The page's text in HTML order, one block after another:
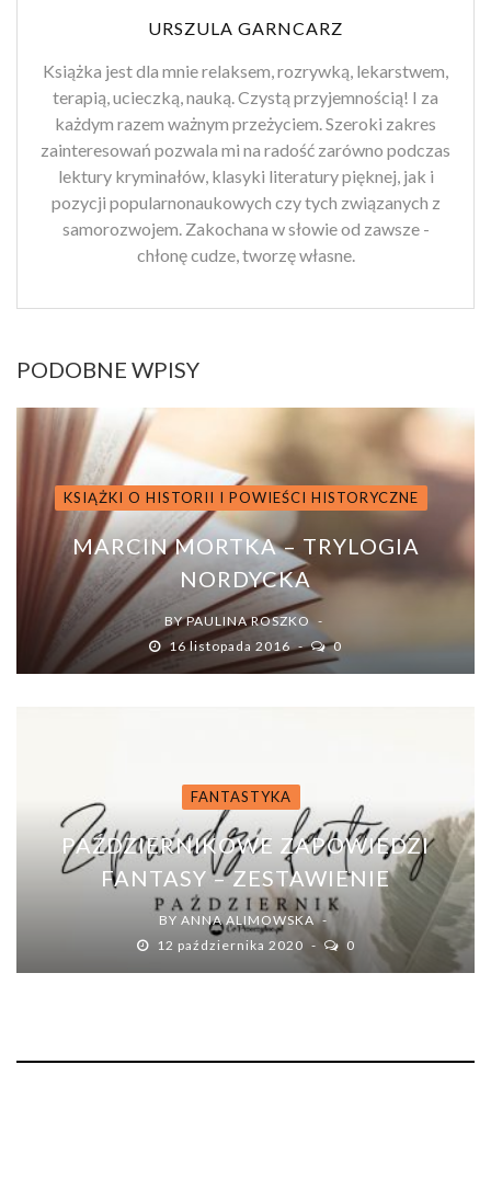
URSZULA GARNCARZ
Książka jest dla mnie relaksem, rozrywką, lekarstwem,
terapią, ucieczką, nauką. Czystą przyjemnością! I za
każdym razem ważnym przeżyciem. Szeroki zakres
zainteresowań pozwala mi na radość zarówno podczas
lektury kryminałów, klasyki literatury pięknej, jak i
pozycji popularnonaukowych czy tych związanych z
samorozwojem. Zakochana w słowie od zawsze -
chłonę cudze, tworzę własne.
PODOBNE WPISY
KSIĄŻKI O HISTORII I POWIEŚCI HISTORYCZNE
MARCIN MORTKA – TRYLOGIA
NORDYCKA
BYPAULINA ROSZKO
16 listopada 2016
0
FANTASTYKA
PAŹDZIERNIKOWE ZAPOWIEDZI
FANTASY – ZESTAWIENIE
BY ANNA ALIMOWSKA
12 października 2020
0